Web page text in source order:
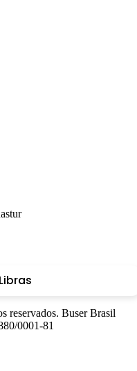
reservados. Buser Brasil
0001-81